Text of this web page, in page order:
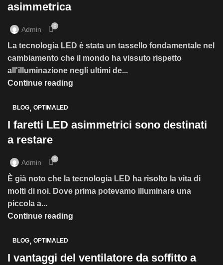
asimmetrica
Admin 0
La tecnologia LED è stata un tassello fondamentale nel
cambiamento che il mondo ha vissuto rispetto
all'illuminazione negli ultimi de...
Continue reading
BLOG, OPTIMALED
I faretti LED asimmetrici sono destinati
a restare
Admin 0
È già noto che la tecnologia LED ha risolto la vita di
molti di noi. Dove prima potevamo illuminare una
piccola a...
Continue reading
BLOG, OPTIMALED
I vantaggi del ventilatore da soffitto a